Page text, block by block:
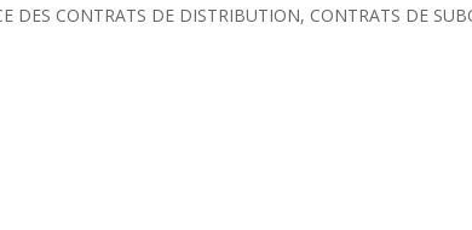
DES CONTRATS DE DISTRIBUTION, CONTRATS DE